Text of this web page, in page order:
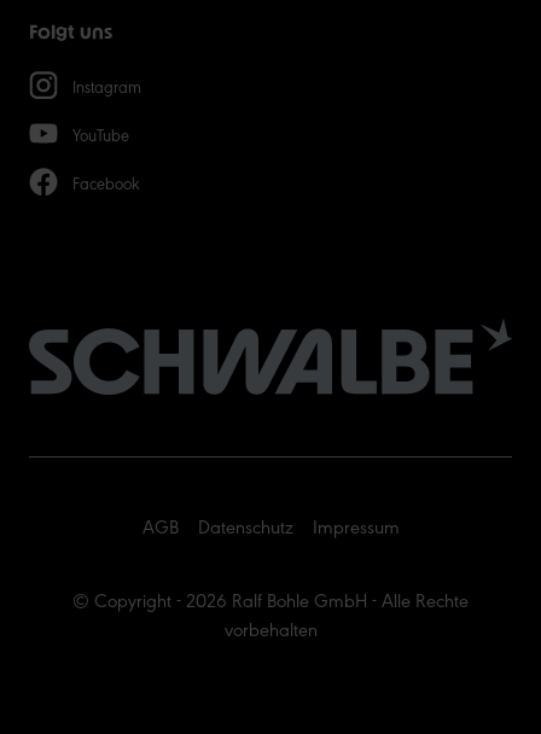
Folgt uns
Instagram
YouTube
Facebook
© Copyright - 2026 Ralf Bohle GmbH - Alle Rechte
vorbehalten
AGB Datenschutz Impressum